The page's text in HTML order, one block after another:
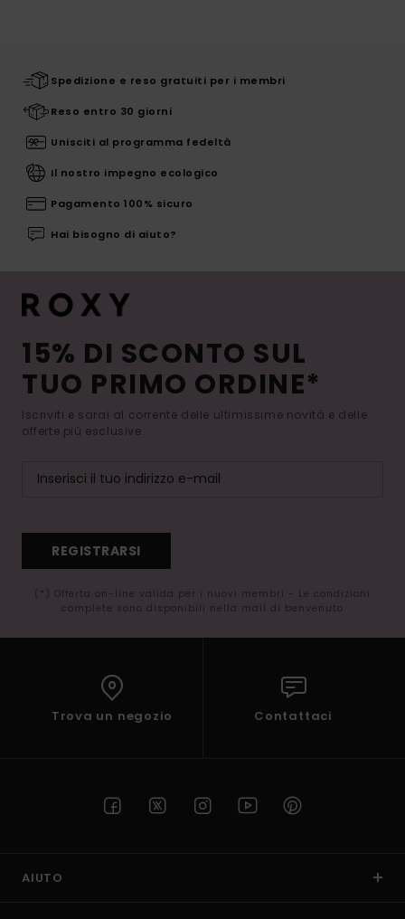
Spedizione e reso gratuiti per i membri
Reso entro 30 giorni
Unisciti al programma fedeltà
Il nostro impegno ecologico
Pagamento 100% sicuro
Hai bisogno di aiuto?
15% DI SCONTO SUL
TUO PRIMO ORDINE*
Iscriviti e sarai al corrente delle ultimissime novità e delle
offerte più esclusive.
REGISTRARSI
(*) Offerta on-line valida per i nuovi membri - Le condizioni
complete sono disponibili nella mail di benvenuto
Trova un negozio Contattaci
AIUTO